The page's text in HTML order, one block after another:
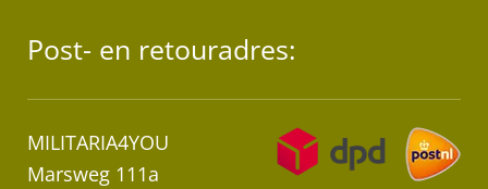
Post- en retouradres:
MILITARIA4YOU
Marsweg 111a